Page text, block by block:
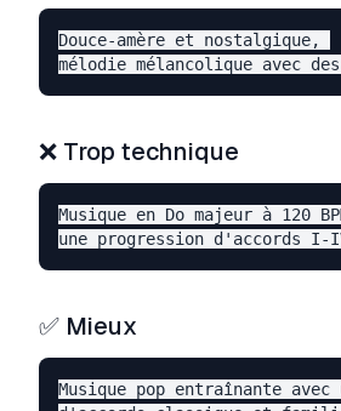
Douce-amère et nostalgique,
❌ Trop technique
Musique en Do majeur à 120
✅ Mieux
Musique pop entraînante avec